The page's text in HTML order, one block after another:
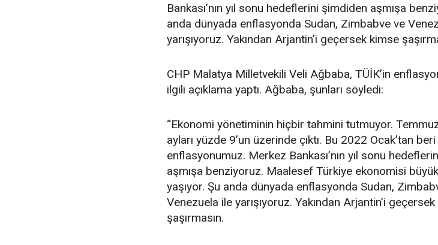
Bankası’nın yıl sonu hedeflerini şimdiden aşmışa
anda dünyada enflasyonda Sudan, Zimbabve ve
yarışıyoruz. Yakından Arjantin’i geçersek kimse
CHP Malatya Milletvekili Veli Ağbaba, TÜİK’in
ilgili açıklama yaptı. Ağbaba, şunları söyledi:
“Ekonomi yönetiminin hiçbir tahmini tutmuyor.
ayları yüzde 9’un üzerinde çıktı. Bu 2022 Ocak’tan
enflasyonumuz. Merkez Bankası’nın yıl sonu
aşmışa benziyoruz. Maalesef Türkiye ekonomisi
yaşıyor. Şu anda dünyada enflasyonda Sudan,
Venezuela ile yarışıyoruz. Yakından Arjantin’i
şaşırmasın.